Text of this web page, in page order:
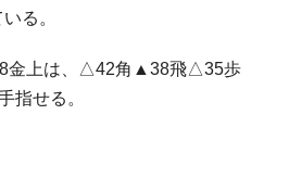
る。
上は、△42角▲38飛△35歩
指せる。